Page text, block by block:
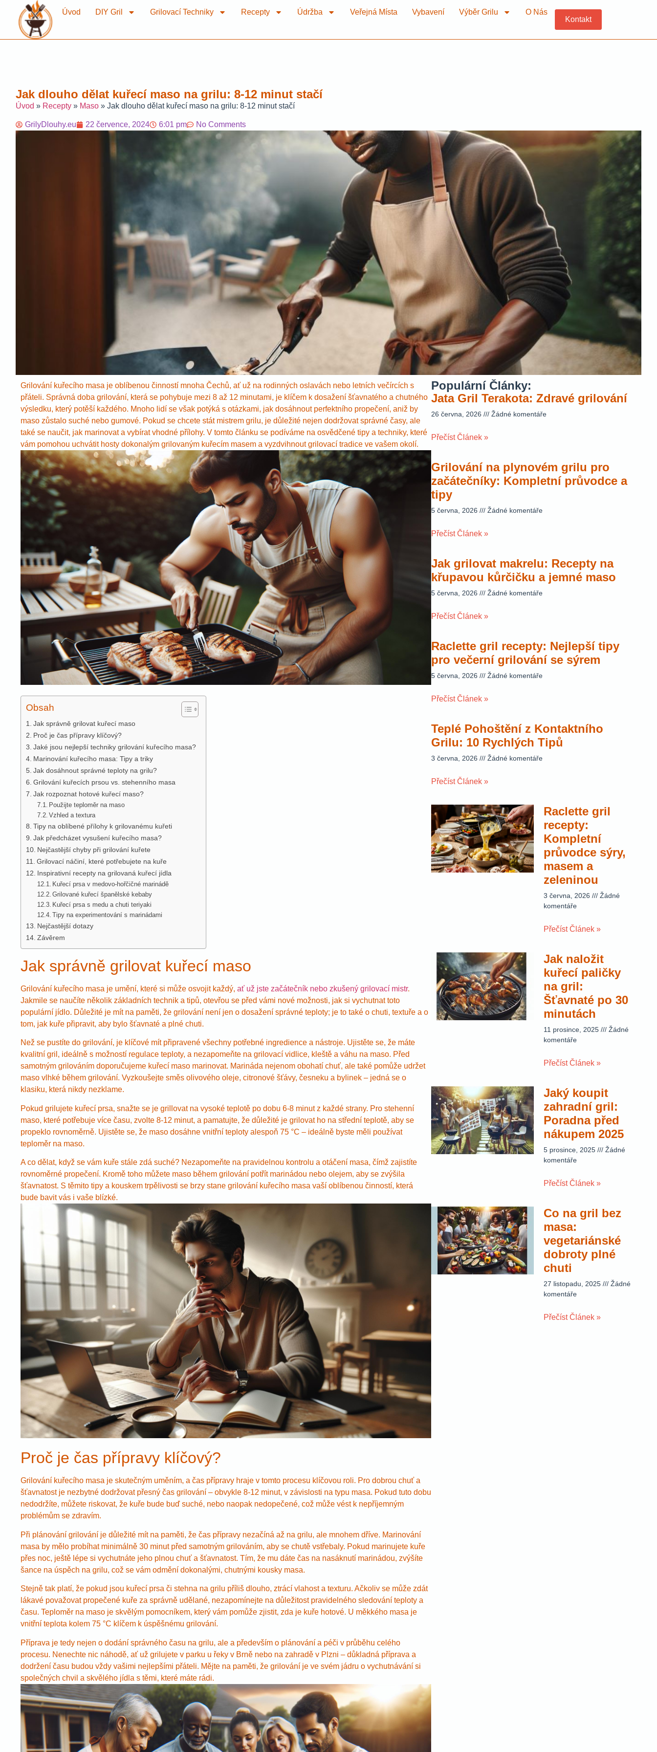
Úvod DIY Gril Grilovací Techniky Recepty Údržba Veřejná Místa Vybavení Výběr Grilu
O Nás
Kontakt
Jak dlouho dělat kuřecí maso na grilu: 8-12 minut stačí
Úvod » Recepty » Maso » Jak dlouho dělat kuřecí maso na grilu: 8-12 minut stačí
GrilyDlouhy.eu 22 července, 2024 6:01 pm No Comments
Grilování kuřecího masa je oblíbenou činností mnoha Čechů, ať už na rodinných oslavách nebo letních večírcích s
přáteli. Správná doba grilování, která se pohybuje mezi 8 až 12 minutami, je klíčem k dosažení šťavnatého a chutného
výsledku, který potěší každého. Mnoho lidí se však potýká s otázkami, jak dosáhnout perfektního propečení, aniž by
maso zůstalo suché nebo gumové. Pokud se chcete stát mistrem grilu, je důležité nejen dodržovat správné časy, ale
také se naučit, jak marinovat a vybírat vhodné přílohy. V tomto článku se podíváme na osvědčené tipy a techniky, které
vám pomohou uchvátit hosty dokonalým grilovaným kuřecím masem a vyzdvihnout grilovací tradice ve vašem okolí.
Obsah
Jak správně grilovat kuřecí maso
Proč je čas přípravy klíčový?
Jaké jsou nejlepší techniky grilování kuřecího masa?
Marinování kuřecího masa: Tipy a triky
Jak dosáhnout správné teploty na grilu?
Grilování kuřecích prsou vs. stehenního masa
Jak rozpoznat hotové kuřecí maso?
Použijte teploměr na maso
Vzhled a textura
Tipy na oblíbené přílohy k grilovanému kuřeti
Jak předcházet vysušení kuřecího masa?
Nejčastější chyby při grilování kuřete
Grilovací náčiní, které potřebujete na kuře
Inspirativní recepty na grilovaná kuřecí jídla
Kuřecí prsa v medovo-hořčičné marinádě
Grilované kuřecí španělské kebaby
Kuřecí prsa s medu a chuti teriyaki
Tipy na experimentování s marinádami
Nejčastější dotazy
Závěrem
Jak správně grilovat kuřecí maso
Grilování kuřecího masa je umění, které si může osvojit každý, ať už jste začátečník nebo zkušený grilovací mistr.
Jakmile se naučíte několik základních technik a tipů, otevřou se před vámi nové možnosti, jak si vychutnat toto
populární jídlo. Důležité je mít na paměti, že grilování není jen o dosažení správné teploty; je to také o chuti, textuře a o
tom, jak kuře připravit, aby bylo šťavnaté a plné chuti.
Než se pustíte do grilování, je klíčové mít připravené všechny potřebné ingredience a nástroje. Ujistěte se, že máte
kvalitní gril, ideálně s možností regulace teploty, a nezapomeňte na grilovací vidlice, kleště a váhu na maso. Před
samotným grilováním doporučujeme kuřecí maso marinovat. Marináda nejenom obohatí chuť, ale také pomůže udržet
maso vlhké během grilování. Vyzkoušejte směs olivového oleje, citronové šťávy, česneku a bylinek – jedná se o
klasiku, která nikdy nezklame.
Pokud grilujete kuřecí prsa, snažte se je grillovat na vysoké teplotě po dobu 6-8 minut z každé strany. Pro stehenní
maso, které potřebuje více času, zvolte 8-12 minut, a pamatujte, že důležité je grilovat ho na střední teplotě, aby se
propeklo rovnoměrně. Ujistěte se, že maso dosáhne vnitřní teploty alespoň 75 °C – ideálně byste měli používat
teploměr na maso.
A co dělat, když se vám kuře stále zdá suché? Nezapomeňte na pravidelnou kontrolu a otáčení masa, čímž zajistíte
rovnoměrné propečení. Kromě toho můžete maso během grilování potřít marinádou nebo olejem, aby se zvýšila
šťavnatost. S těmito tipy a kouskem trpělivosti se brzy stane grilování kuřecího masa vaší oblíbenou činností, která
bude bavit vás i vaše blízké.
Proč je čas přípravy klíčový?
Grilování kuřecího masa je skutečným uměním, a čas přípravy hraje v tomto procesu klíčovou roli. Pro dobrou chuť a
šťavnatost je nezbytné dodržovat přesný čas grilování – obvykle 8-12 minut, v závislosti na typu masa. Pokud tuto dobu
nedodržíte, můžete riskovat, že kuře bude buď suché, nebo naopak nedopečené, což může vést k nepříjemným
problémům se zdravím.
Při plánování grilování je důležité mít na paměti, že čas přípravy nezačíná až na grilu, ale mnohem dříve. Marinování
masa by mělo probíhat minimálně 30 minut před samotným grilováním, aby se chutě vstřebaly. Pokud marinujete kuře
přes noc, ještě lépe si vychutnáte jeho plnou chuť a šťavnatost. Tím, že mu dáte čas na nasáknutí marinádou, zvýšíte
šance na úspěch na grilu, což se vám odmění dokonalými, chutnými kousky masa.
Stejně tak platí, že pokud jsou kuřecí prsa či stehna na grilu příliš dlouho, ztrácí vlahost a texturu. Ačkoliv se může zdát
lákavé považovat propečené kuře za správně udělané, nezapomínejte na důležitost pravidelného sledování teploty a
času. Teploměr na maso je skvělým pomocníkem, který vám pomůže zjistit, zda je kuře hotové. U měkkého masa je
vnitřní teplota kolem 75 °C klíčem k úspěšnému grilování.
Příprava je tedy nejen o dodání správného času na grilu, ale a především o plánování a péči v průběhu celého
procesu. Nenechte nic náhodě, ať už grilujete v parku u řeky v Brně nebo na zahradě v Plzni – důkladná příprava a
dodržení času budou vždy vašimi nejlepšími přáteli. Mějte na paměti, že grilování je ve svém jádru o vychutnávání si
společných chvil a skvělého jídla s těmi, které máte rádi.
Populární Články:
Jata Gril Terakota: Zdravé grilování
26 června, 2026 Žádné komentáře
Přečíst Článek »
Grilování na plynovém grilu pro
začátečníky: Kompletní průvodce a
tipy
5 června, 2026 Žádné komentáře
Přečíst Článek »
Jak grilovat makrelu: Recepty na
křupavou kůrčičku a jemné maso
5 června, 2026 Žádné komentáře
Přečíst Článek »
Raclette gril recepty: Nejlepší tipy
pro večerní grilování se sýrem
5 června, 2026 Žádné komentáře
Přečíst Článek »
Teplé Pohoštění z Kontaktního
Grilu: 10 Rychlých Tipů
3 června, 2026 Žádné komentáře
Přečíst Článek »
Raclette gril
recepty:
Kompletní
průvodce sýry,
masem a
zeleninou
3 června, 2026
Žádné
komentáře
Přečíst Článek »
Jak naložit
kuřecí paličky
na gril:
Šťavnaté po 30
minutách
11 prosince, 2025
Žádné
komentáře
Přečíst Článek »
Jaký koupit
zahradní gril:
Poradna před
nákupem 2025
5 prosince, 2025
Žádné
komentáře
Přečíst Článek »
Co na gril bez
masa:
vegetariánské
dobroty plné
chuti
27 listopadu, 2025
Žádné
komentáře
Přečíst Článek »